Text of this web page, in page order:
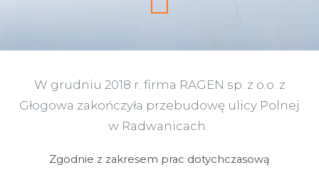
W grudniu 2018 r. firma RAGEN sp. z o.o. z
Głogowa zakończyła przebudowę ulicy Polnej
w Radwanicach.
Zgodnie z zakresem prac dotychczasową